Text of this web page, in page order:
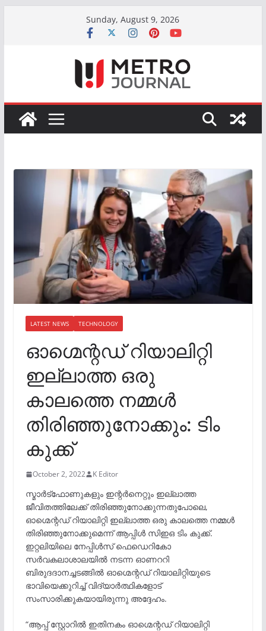
Sunday, August 9, 2026
LATEST NEWS TECHNOLOGY
ഓഗ്മെന്റഡ് റിയാലിറ്റി
ഇല്ലാത്ത ഒരു
കാലത്തെ നമ്മൾ
തിരിഞ്ഞുനോക്കും: ടിം
കുക്ക്
October 2, 2022 K Editor
സ്മാര്‍ട്‌ഫോണുകളും ഇന്റർനെറ്റും ഇല്ലാത്ത
ജീവിതത്തിലേക്ക് തിരിഞ്ഞുനോക്കുന്നതുപോലെ,
ഓഗ്മെന്റഡ് റിയാലിറ്റി ഇല്ലാത്ത ഒരു കാലത്തെ നമ്മൾ
തിരിഞ്ഞുനോക്കുമെന്ന് ആപ്പിൾ സിഇഒ ടിം കുക്ക്.
ഇറ്റലിയിലെ നേപ്പിൾസ് ഫെഡെറികോ
സർവകലാശാലയിൽ നടന്ന ഓണററി
ബിരുദദാനച്ചടങ്ങിൽ ഓഗ്മെന്റഡ് റിയാലിറ്റിയുടെ
ഭാവിയെക്കുറിച്ച് വിദ്യാർത്ഥികളോട്
സംസാരിക്കുകയായിരുന്നു അദ്ദേഹം.
“ആപ്പ് സ്റ്റോറിൽ ഇതിനകം ഓഗ്മെന്റഡ് റിയാലിറ്റി